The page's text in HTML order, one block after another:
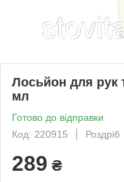
Лосьйон для рук
мл
Готово до відправки
Код: 220915
Роздріб
289 ₴